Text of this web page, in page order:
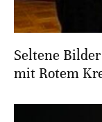
Seltene
mit Rotem